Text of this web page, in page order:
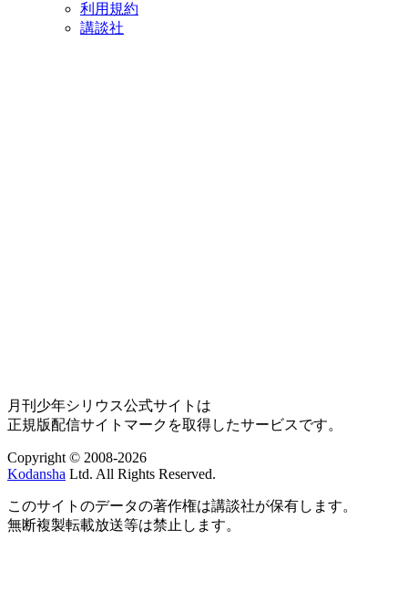
利用規約
講談社
月刊少年シリウス公式サイトは
正規版配信サイトマークを取得したサービスです。
Copyright © 2008-2026
Kodansha Ltd. All Rights Reserved.
このサイトのデータの著作権は講談社が保有します。
無断複製転載放送等は禁止します。